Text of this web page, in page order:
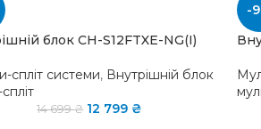
блок CH-S12FTXE-NG(I)
спліт системи, Внутрішній блок
14 699₴ 12 799 ₴
-